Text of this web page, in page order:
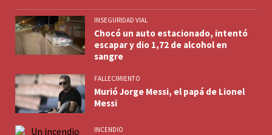
INSEGURIDAD VIAL
Chocó un auto estacionado, intentó
escapar y dio 1,72 de alcohol en
sangre
FALLECIMIENTO
Murió Jorge Messi, el papá de Lionel
Messi
INCENDIO